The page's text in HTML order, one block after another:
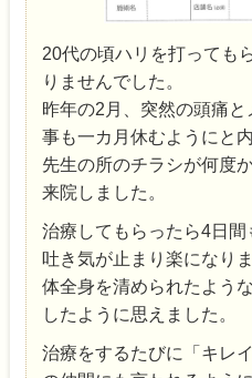
20代の頃ハリを打っても
りませんでした。
昨年の2月、突然の頭痛
事も一カ月休むようにと
先生の所のチラシが何度
来院しました。
治療してもらったら4日間
吐き気が止まり楽になりま
体全身を清められたよう
したように思えました。
治療をするたびに「キレ